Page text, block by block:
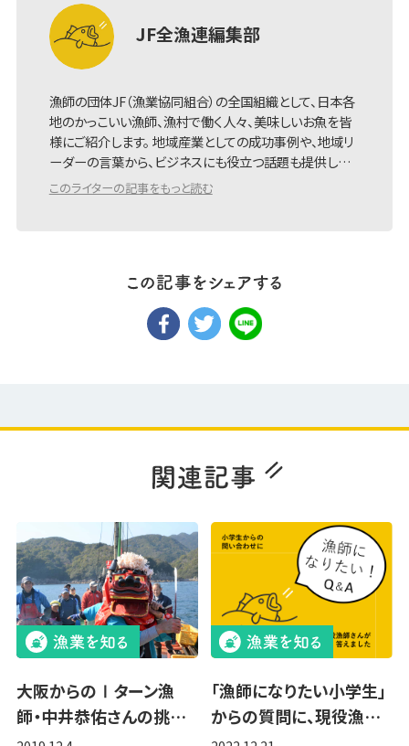
JF全漁連編集部
漁師の団体JF（漁業協同組合）の全国組織として、日本各
地のかっこいい漁師、漁村で働く人々、美味しいお魚を皆
様にご紹介します。 地域産業としての成功事例や、地域リ
ーダーの言葉から、ビジネスにも役立つ話題も提供し…
このライターの記事をもっと読む
大阪からのⅠターン漁
師・中井恭佑さんの挑…
「漁師になりたい小学生」
からの質問に、現役漁…